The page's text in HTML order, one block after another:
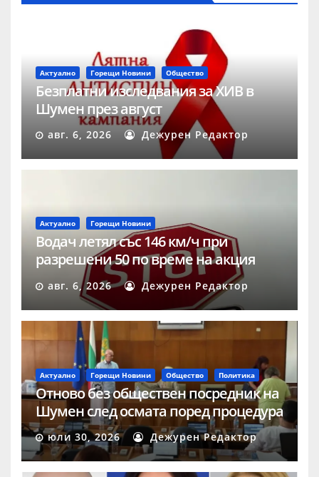
Актуално Горещи Новини Общество
Безплатни изследвания за ХИВ в
Шумен през август
авг. 6, 2026 Дежурен Редактор
Актуално Горещи Новини
Водач летял със 146 км/ч при
разрешени 50 по време на акция
„Скорост“ в Шумен
авг. 6, 2026 Дежурен Редактор
Актуално Горещи Новини Общество Политика
Отново без обществен посредник на
Шумен след осмата поред процедура
юли 30, 2026 Дежурен Редактор